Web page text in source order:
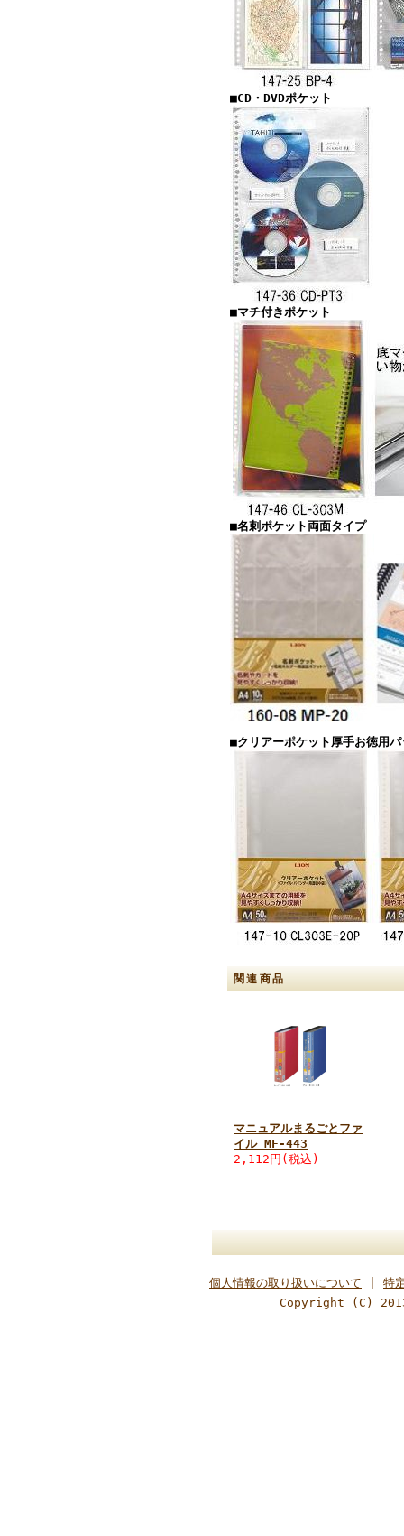
■CD・DVDポケット
■マチ付きポケット
■名刺ポケット両面タイプ
■クリアーポケット厚手お徳用
関連商品
マニュアルまるごとファ
イル MF-443
2,112円(税込)
個人情報の取り扱いについて
特
Copyright (C) 2013